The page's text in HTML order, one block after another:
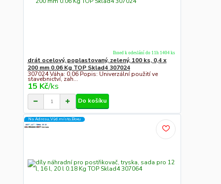
drát ocelový, poplastovaný, zelený, 100 ks, 0,4 x
200 mm 0.06 Kg TOP Sklad4 307024
307024 Váha: 0.06 Popis: Univerzální použití ve
stavebnictví, zah...
15 Kč/ks
Ihned k odeslání do 11h 1404 ks
Do košíku
Na Adresu,Výd.místo,Boxu